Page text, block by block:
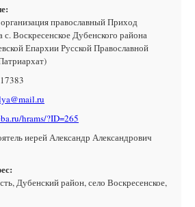
православный Приход
с. Воскресенское Дубенского района
Епархии Русской Православной
hrams/?ID=265
иерей Александр Александрович
Дубенский район, село Воскресенское,